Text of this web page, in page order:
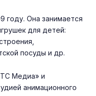
году. Она занимается
для детей:
посуды и др.
Медиа» и
анимационного